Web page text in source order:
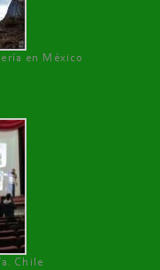
en México
Chile